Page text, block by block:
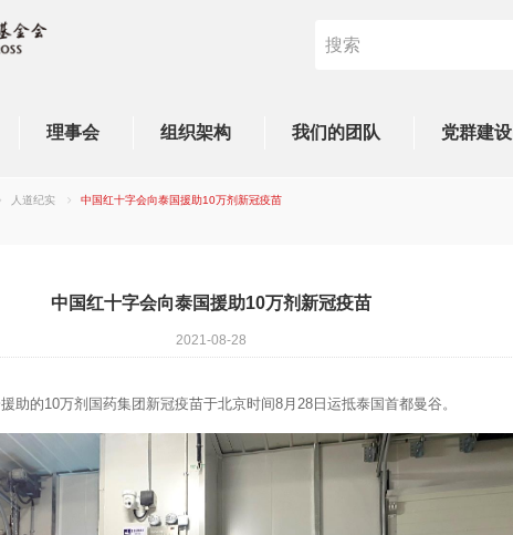
理事会 组织架构 我们的团队 党群建设
人道纪实 中国红十字会向泰国援助10万剂新冠疫苗
中国红十字会向泰国援助10万剂新冠疫苗
2021-08-28
助的10万剂国药集团新冠疫苗于北京时间8月28日运抵泰国首都曼谷。